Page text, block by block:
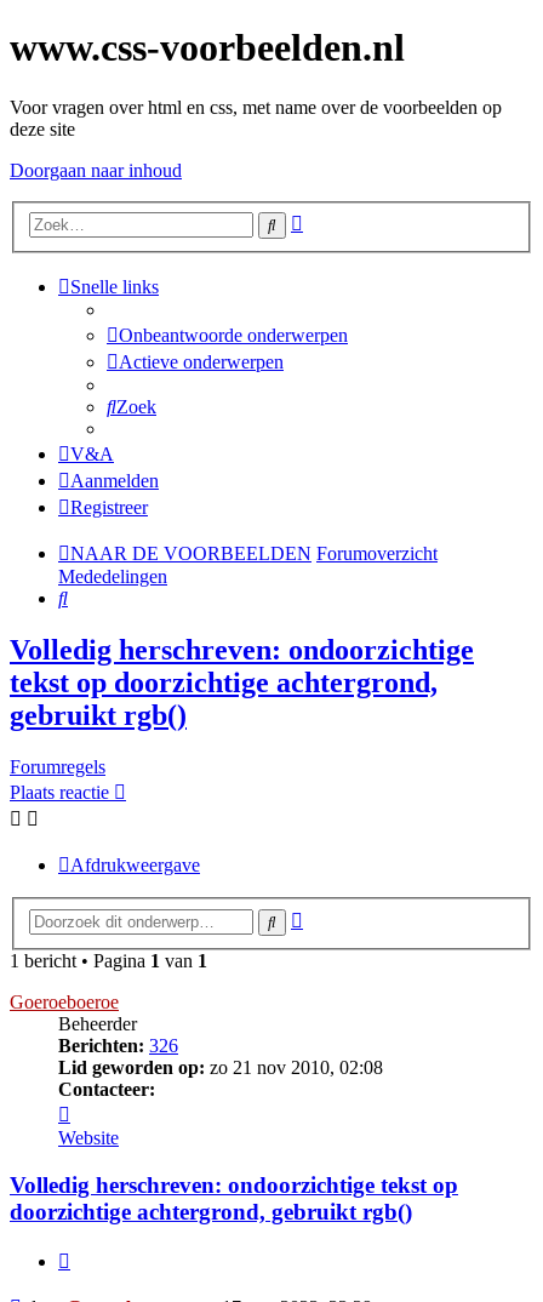
www.css-voorbeelden.nl
Voor vragen over html en css, met name over de voorbeelden op
deze site
Doorgaan naar inhoud
Zoek
Snelle links
Onbeantwoorde onderwerpen
Actieve onderwerpen
Zoek
V&A
Aanmelden
Registreer
NAAR DE VOORBEELDEN Forumoverzicht
Mededelingen
Zoek
Volledig herschreven: ondoorzichtige
tekst op doorzichtige achtergrond,
gebruikt rgb()
Forumregels
Plaats reactie
Afdrukweergave
Zoek
1 bericht • Pagina 1 van 1
Goeroeboeroe
Beheerder
Berichten: 326
Lid geworden op: zo 21 nov 2010, 02:08
Contacteer:
Goeroeboeroe
Website
Volledig herschreven: ondoorzichtige tekst op
doorzichtige achtergrond, gebruikt rgb()